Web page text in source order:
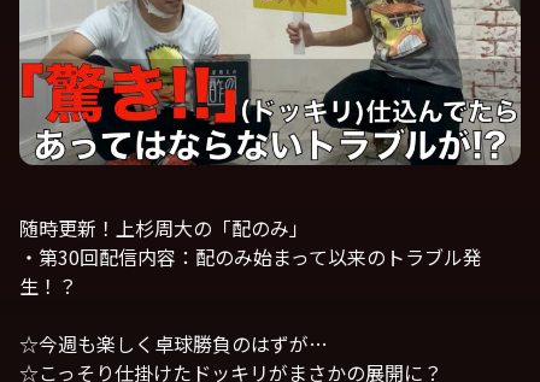
随時更新！上杉周大の「配のみ」
・第30回配信内容：配のみ始まって以来のトラブル発
生！？
☆今週も楽しく卓球勝負のはずが…
☆こっそり仕掛けたドッキリがまさかの展開に？